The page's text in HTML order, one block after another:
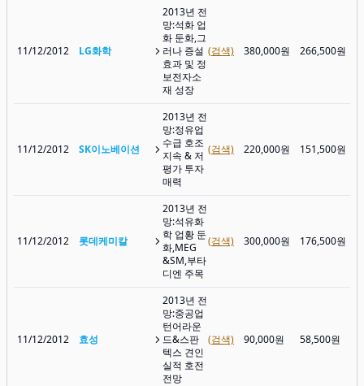
11/12/2012 LG화학
2013년 전
망:석화 업
화 둔화,그
러나 증설
효과 및 정
보전자소
재 성장
(검색) 380,000원 266,500원
11/12/2012 SK이노베이션
2013년 전
망:정유업
수급 호조
지속 & 저
평가 투자
매력
(검색) 220,000원 151,500원
11/12/2012 롯데케미칼
2013년 전
망:석유화
학 업황 둔
화,MEG
&SM,부타
디엔 주목
(검색) 300,000원 176,500원
11/12/2012 효성
2013년 전
망:중공업
턴어라운
드&스판
텍스 견인
실적 호전
전망
(검색) 90,000원 58,500원